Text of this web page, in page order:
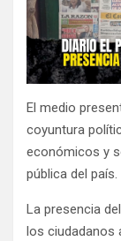
El medio
coyuntura
económicos y
pública del país.
La presencia
los ciudadanos